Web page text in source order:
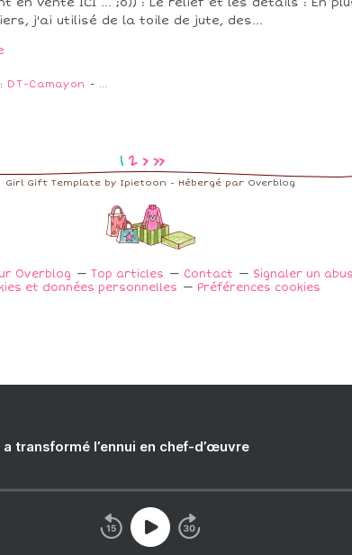
j'ai utilisé de la toile de jute, des...
DT-Camayon - …
1 2 > >>
Girl Gift Template by Ipietoon - Hébergé par Overblog
Overblog Top articles Contact
Signaler un
et données personnelles
Préférences cookies
transformé l’ennui en chef-d’œuvre